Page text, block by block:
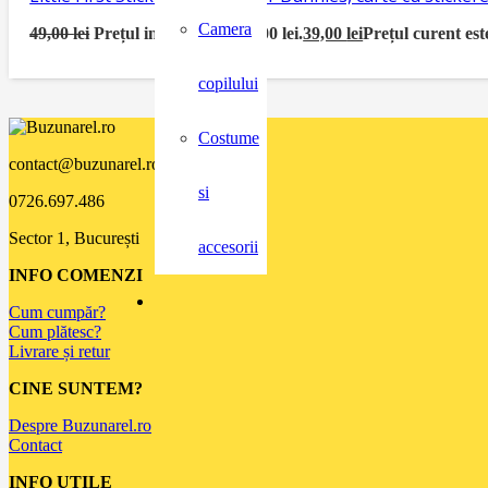
Camera
copilului
Costume
si
accesorii
49,00lei Prețul inițial a fost: 49,00 lei.39,00leiPrețul curent
contact@buzunarel.ro
0726.697.486
Sector 1, București
INFO COMENZI
Cum cumpăr?
Cum plătesc?
Livrare și retur
CINE SUNTEM?
Despre Buzunarel.ro
Contact
INFO UTILE